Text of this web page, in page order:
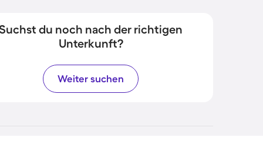
du noch nach der richtigen
Unterkunft?
Weiter suchen